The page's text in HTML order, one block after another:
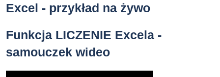
Excel - przykład na żywo
Funkcja LICZENIE Excela -
samouczek wideo